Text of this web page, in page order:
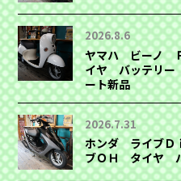
2026.8.6
ヤマハ ビーノ
イヤ バッテリ
ート新品
2026.7.31
ホンダ ライブ
ブＯＨ タイヤ